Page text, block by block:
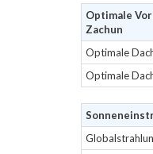
Optimale
Zachun
Optimale
Optimale